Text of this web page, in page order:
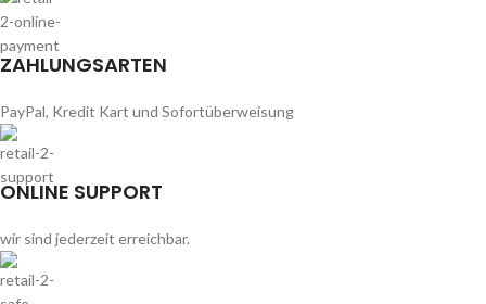
ZAHLUNGSARTEN
PayPal, Kredit Kart und Sofortüberweisung
ONLINE SUPPORT
wir sind jederzeit erreichbar.